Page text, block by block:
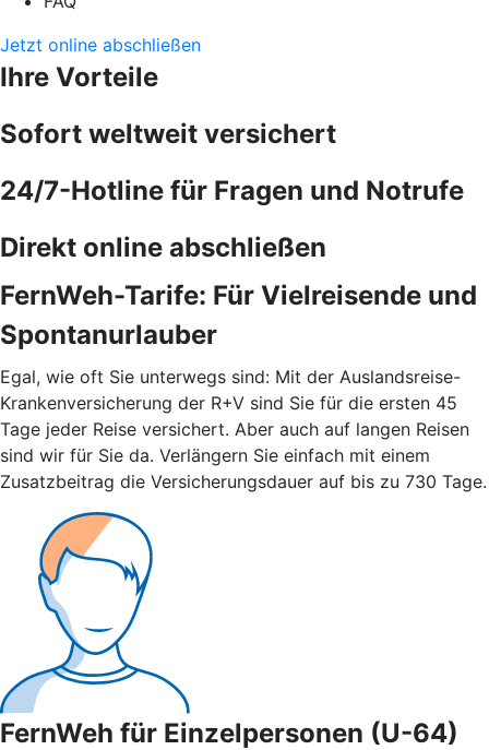
Jetzt online abschließen
Ihre Vorteile
Sofort weltweit versichert
24/7-Hotline für Fragen und Notrufe
Direkt online abschließen
FernWeh-Tarife: Für Vielreisende und
Spontanurlauber
Egal, wie oft Sie unterwegs sind: Mit der Auslandsreise-
Krankenversicherung der R+V sind Sie für die ersten 45
Tage jeder Reise versichert. Aber auch auf langen Reisen
sind wir für Sie da. Verlängern Sie einfach mit einem
Zusatzbeitrag die Versicherungsdauer auf bis zu 730 Tage.
FernWeh für Einzelpersonen (U-64)